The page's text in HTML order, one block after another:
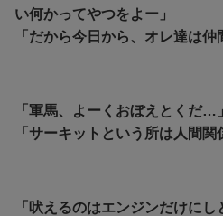
い何かってやつをよー」
「だから今日から、オレ達は
「軍馬、よーくおぼえとくだ…」
「サーキットという所は人間
「吠えるのはエンジンだけにし